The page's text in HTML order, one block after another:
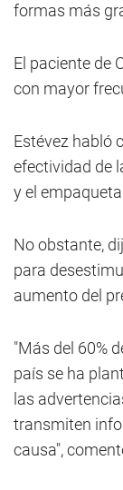
formas más
El paciente de
con mayor
Estévez habló
efectividad de
y el
No obstante,
para
aumento del
"Más del 60%
país se ha
las
transmiten
causa",